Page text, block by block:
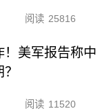
阅读 25816
！美军报告称中
阅读 11520